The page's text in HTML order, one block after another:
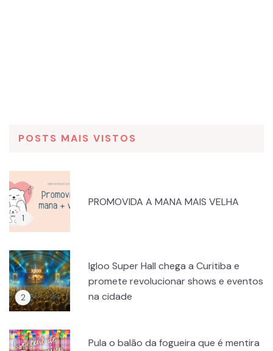
POSTS MAIS VISTOS
PROMOVIDA A MANA MAIS VELHA
Igloo Super Hall chega a Curitiba e
promete revolucionar shows e eventos
na cidade
Pula o balão da fogueira que é mentira